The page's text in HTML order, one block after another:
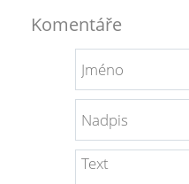
Komentáře